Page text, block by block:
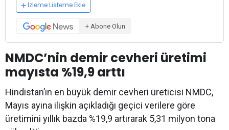
İzleme Listeme Ekle
+ Abone Olun
NMDC’nin demir cevheri üretimi
mayısta %19,9 arttı
Hindistan’ın en büyük demir cevheri üreticisi NMDC,
Mayıs ayına ilişkin açıkladığı geçici verilere göre
üretimini yıllık bazda %19,9 artırarak 5,31 milyon tona